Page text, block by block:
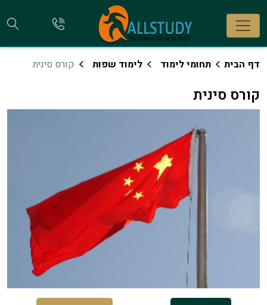
להתקשר
דף הבית תחומי לימוד לימוד שפות קורס סינית
קורס סינית